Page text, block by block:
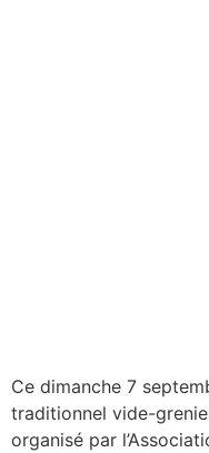
Ce dimanche 7
traditionnel vide-
organisé par